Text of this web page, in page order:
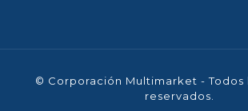
© Corporación Multimarket - Todos
reservados.